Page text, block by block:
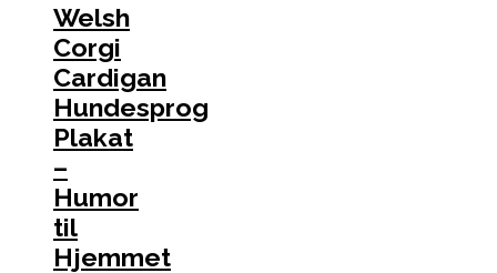
Welsh
Corgi
Cardigan
Hundesprog
Plakat
–
Humor
til
Hjemmet